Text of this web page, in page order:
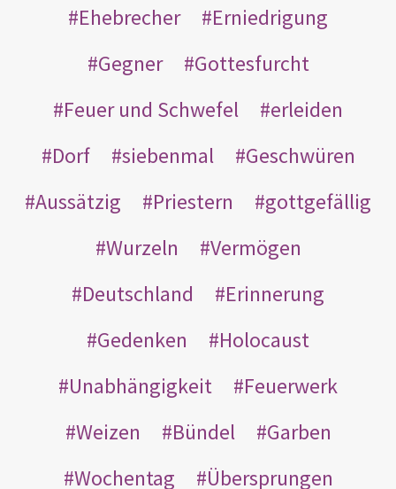
Ehebrecher
Erniedrigung
Gegner
Gottesfurcht
Feuer und Schwefel
erleiden
Dorf
siebenmal
Geschwüren
Aussätzig
Priestern
gottgefällig
Wurzeln
Vermögen
Deutschland
Erinnerung
Gedenken
Holocaust
Unabhängigkeit
Feuerwerk
Weizen
Bündel
Garben
Wochentag
Übersprungen